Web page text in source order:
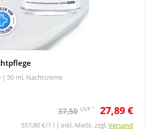
| 50 ml, Nachtcreme
37,50 UVP 1 27,89 €
557,80 €/1 l | inkl. MwSt. zzgl.Versand